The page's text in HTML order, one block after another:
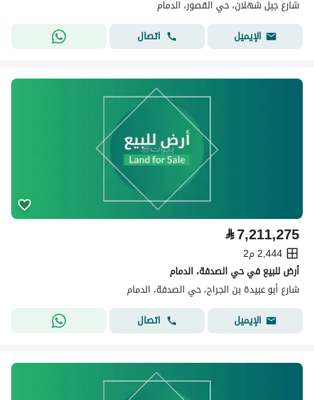
شارع جبل شهلان، حي القصور، الدمام
الإيميل
اتصال
⃁7,211,275
2,444 م2
أرض للبيع في حي الصدفة، الدمام
شارع أبو عبيدة بن الجراح، حي الصدفة، الدمام
الإيميل
اتصال